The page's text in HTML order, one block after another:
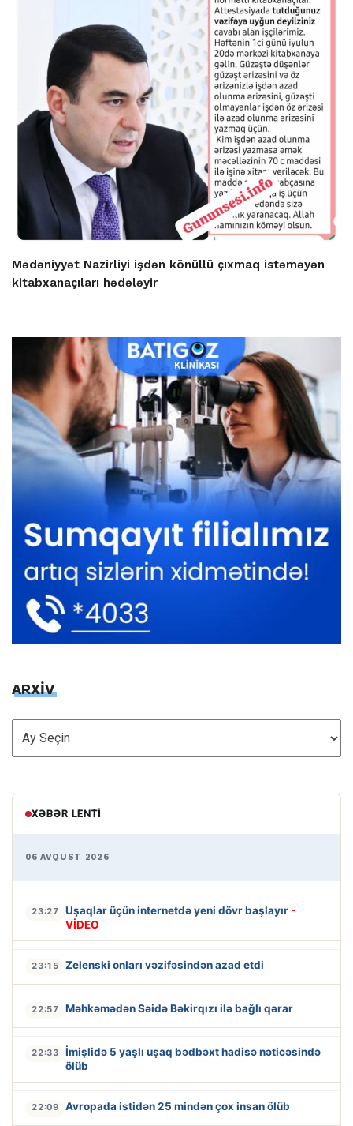
Mədəniyyət Nazirliyi işdən könüllü çıxmaq istəməyən
kitabxanaçıları hədələyir
ARXİV
ARXİV
XƏBƏR LENTI
06 AVQUST 2026
23:27 Uşaqlar üçün internetdə yeni dövr başlayır -
VİDEO
23:15 Zelenski onları vəzifəsindən azad etdi
22:57 Məhkəmədən Səidə Bəkirqızı ilə bağlı qərar
22:33
İmişlidə 5 yaşlı uşaq bədbəxt hadisə nəticəsində
ölüb
22:09 Avropada istidən 25 mindən çox insan ölüb